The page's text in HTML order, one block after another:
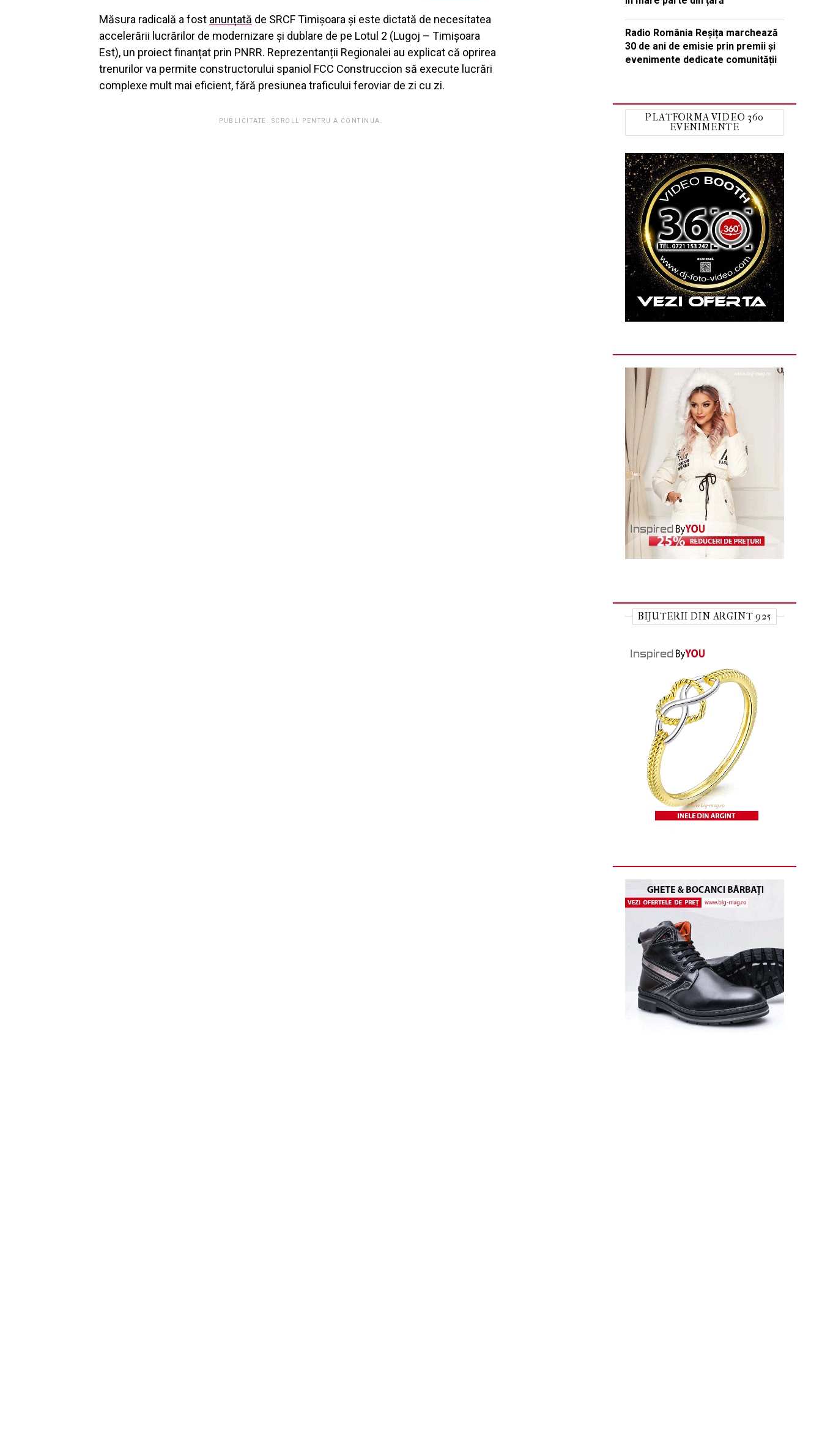
Măsura radicală a fost anunțată de SRCF Timișoara și este dictată de necesitatea
accelerării lucrărilor de modernizare și dublare de pe Lotul 2 (Lugoj – Timișoara
Est), un proiect finanțat prin PNRR. Reprezentanții Regionalei au explicat că oprirea
trenurilor va permite constructorului spaniol FCC Construccion să execute lucrări
complexe mult mai eficient, fără presiunea traficului feroviar de zi cu zi.
PUBLICITATE. SCROLL PENTRU A CONTINUA.
Radio România Reșița marchează
30 de ani de emisie prin premii și
evenimente dedicate comunității
PLATFORMA VIDEO 360
EVENIMENTE
BIJUTERII DIN ARGINT 925